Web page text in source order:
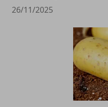
26/11/2025